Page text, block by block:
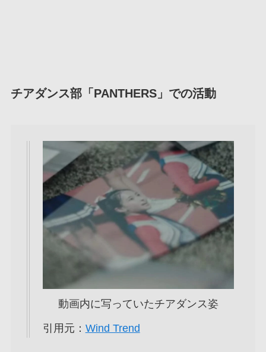
チアダンス部「PANTHERS」での活動
動画内に写っていたチアダンス姿
引用元： Wind Trend